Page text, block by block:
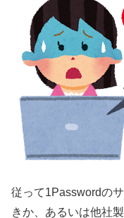
従って1Passwordの
きか、あるいは他社